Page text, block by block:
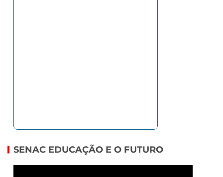
SENAC EDUCAÇÃO E O FUTURO